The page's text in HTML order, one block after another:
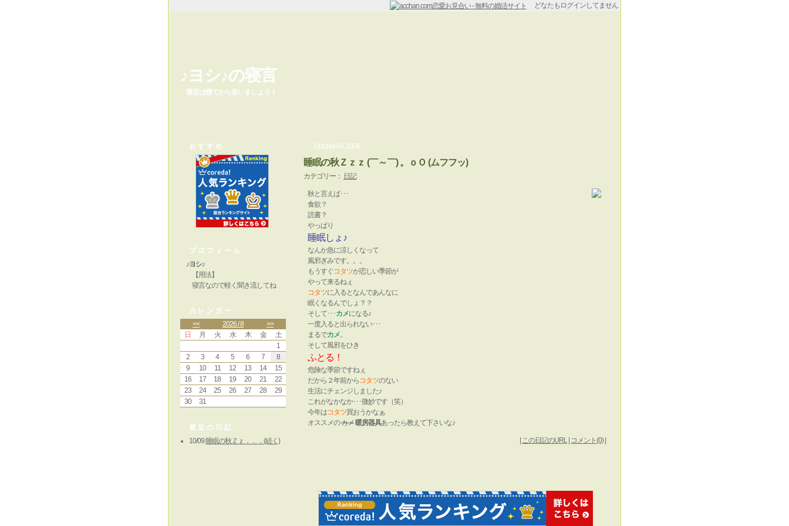
どなたもログインしてません
♪ヨシ♪の寝言
寝言は寝てから言いましょう！
おすすめ
プロフィール
♪ヨシ♪
【用法】
寝言なので軽く聞き流してね
カレンダー
<<
2026 / 8
>>
日
月 火 水 木 金
土
1
2
3 4 5 6 7
8
9
10 11 12 13 14
15
16
17 18 19 20 21
22
23
24 25 26 27 28
29
30
31
最近の日記
10/09 睡眠の秋Ｚｚ．．．(続く)
October 09, 2008
睡眠の秋Ｚｚｚ (￣～￣) 。ｏＯ (ムフフッ)
カテゴリー： 日記
秋と言えば･･･
食欲？
読書？
やっぱり
睡眠しょ♪
なんか急に涼しくなって
風邪ぎみです。。。
もうすぐコタツが恋しい季節が
やって来るねぇ
コタツに入るとなんであんなに
眠くなるんでしょ？？
そして･･･カメになる♪
一度入ると出られない･･･
まるでカメ。
そして風邪をひき
ふとる！
危険な季節ですねぇ
だから２年前からコタツのない
生活にチェンジしました♪
これがなかなか･･･微妙です（笑）
今年はコタツ買おうかなぁ
オススメのカメ 暖房器具あったら教えて下さいな♪
この日記のURL| コメント(0)|